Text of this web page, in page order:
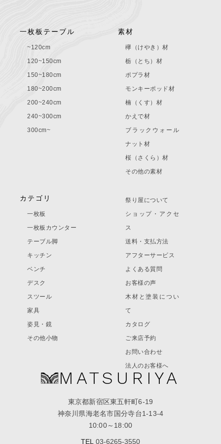
MATSURIYA
東京都新宿区東五軒町6-19
神奈川県海老名市国分寺台1-13-4
10:00～18:00
TEL 03-6265-3550
一枚板テーブル
~120cm
120~150cm
150~180cm
180~200cm
200~240cm
240~300cm
300cm~
素材
欅（けやき）材
栃（とち）材
ポプラ材
モンキーポッド材
楠（くす）材
かえで材
ブラックウォール
ナット材
桜（さくら）材
その他の素材
カテゴリ
一枚板
一枚板カウンター
テーブル脚
キッチン
ベンチ
デスク
スツール
家具
姿見・鏡
その他小物
祭り屋について
ショップ・アクセ
ス
送料・支払方法
アフターサービス
よくある質問
お客様の声
木材と塗装につい
て
カタログ
ご来店予約
お問い合わせ
法人のお客様へ